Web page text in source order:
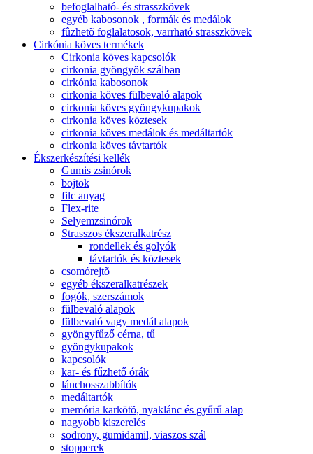
befoglalható- és strasszkövek
egyéb kabosonok , formák és medálok
fûzhetõ foglalatosok, varrható strasszkövek
Cirkónia köves termékek
Cirkonia köves kapcsolók
cirkonia gyöngyök szálban
cirkónia kabosonok
cirkonia köves fülbevaló alapok
cirkonia köves gyöngykupakok
cirkonia köves köztesek
cirkonia köves medálok és medáltartók
cirkonia köves távtartók
Ékszerkészítési kellék
Gumis zsinórok
bojtok
filc anyag
Flex-rite
Selyemzsinórok
Strasszos ékszeralkatrész
rondellek és golyók
távtartók és köztesek
csomórejtõ
egyéb ékszeralkatrészek
fogók, szerszámok
fülbevaló alapok
fülbevaló vagy medál alapok
gyöngyfűző cérna, tű
gyöngykupakok
kapcsolók
kar- és fűzhető órák
lánchosszabbítók
medáltartók
memória karkötõ, nyaklánc és gyűrű alap
nagyobb kiszerelés
sodrony, gumidamil, viaszos szál
stopperek